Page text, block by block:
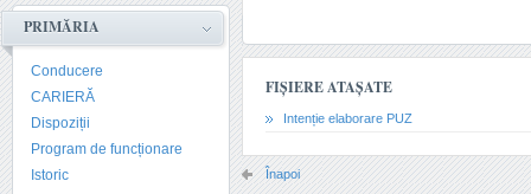
PRIMĂRIA
Conducere
CARIERĂ
Dispoziții
Program de funcționare
Istoric
FIȘIERE ATAȘATE
Intenție elaborare PUZ
Înapoi